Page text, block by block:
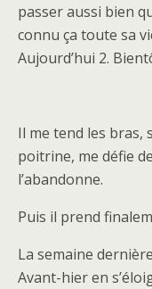
passer aussi bien
connu ça toute sa
Aujourd’hui 2.
Il me tend les bras,
poitrine, me défie
l’abandonne.
Puis il prend
La semaine
Avant-hier en